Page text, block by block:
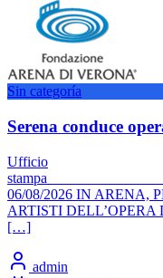
Sin categoría
Serena conduce
Ufficio
06/08/2026 IN ARENA,
ARTISTI
[…]
admin